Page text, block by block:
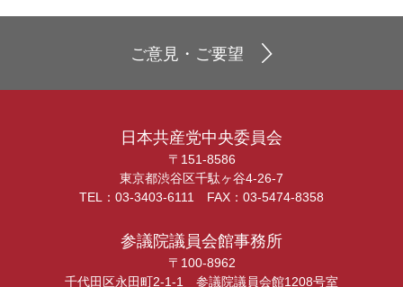
ご意見・ご要望
日本共産党中央委員会
〒151-8586
東京都渋谷区千駄ヶ谷4-26-7
TEL：03-3403-6111 FAX：03-5474-8358
参議院議員会館事務所
〒100-8962
千代田区永田町2-1-1 参議院議員会館1208号室